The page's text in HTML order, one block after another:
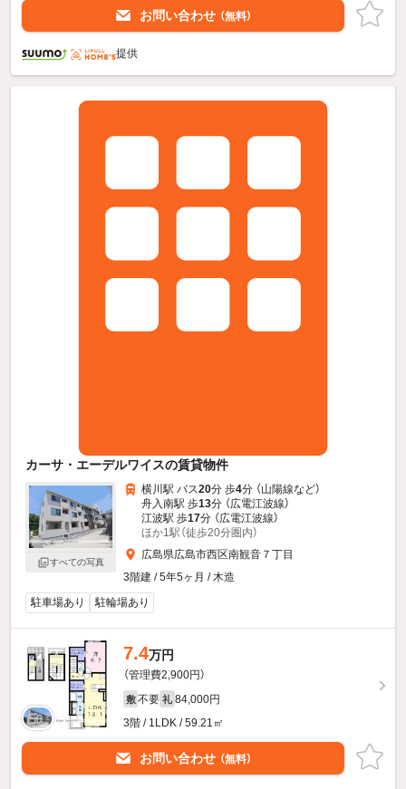
お問い合わせ （無料）
提供
カーサ・エーデルワイスの賃貸物件
すべての写真
横川駅 バス20分 歩4分 （山陽線など）
舟入南駅 歩13分 （広電江波線）
江波駅 歩17分 （広電江波線）
ほか1駅（徒歩20分圏内）
広島県広島市西区南観音７丁目
3階建 / 5年5ヶ月 / 木造
駐車場あり
駐輪場あり
7.4万円
（管理費2,900円）
敷 不要 礼 84,000円
3階 / 1LDK / 59.21㎡
お問い合わせ （無料）